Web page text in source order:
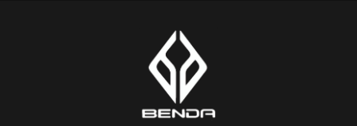
Макс. мощность (л.с /при об/
49,6/6750
Макс. крутящий момент (Нм /
60/5500